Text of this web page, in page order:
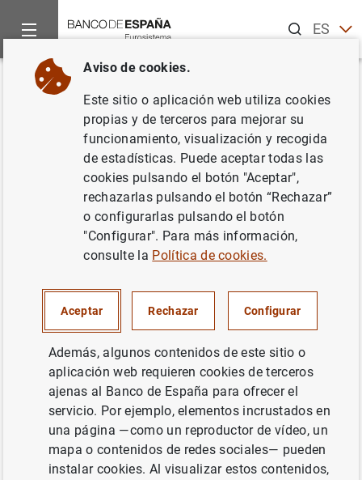
ESEN
Inicio Publicaciones
Volver
Primer trimestre de 2019
Serie: Informes trimestrales de la Central
de Balances.
Documento completo
Primer trimestre de 2019 (770KB
Aviso de cookies.
Este sitio o aplicación web utiliza cookies
propias y de terceros para mejorar su
funcionamiento, visualización y recogida
de estadísticas. Puede aceptar todas las
cookies pulsando el botón "Aceptar",
rechazarlas pulsando el botón “Rechazar”
o configurarlas pulsando el botón
"Configurar". Para más información,
consulte la Política de cookies.
Aceptar Rechazar Configurar
Además, algunos contenidos de este sitio o
aplicación web requieren cookies de terceros
ajenas al Banco de España para ofrecer el
servicio. Por ejemplo, elementos incrustados en
una página —como un reproductor de vídeo, un
mapa o contenidos de redes sociales— pueden
instalar cookies. Al visualizar estos contenidos,